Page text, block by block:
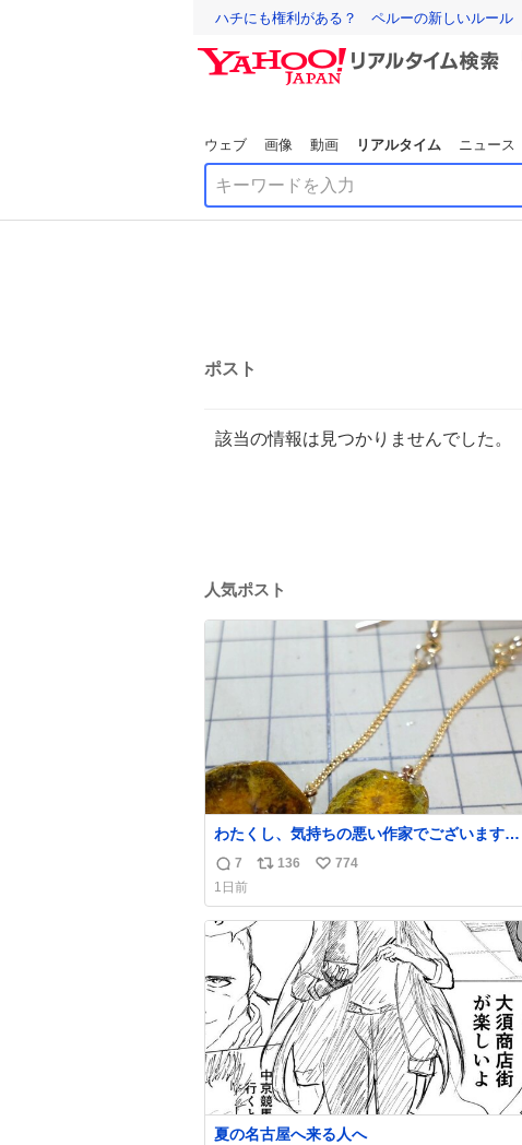
ハチにも権利がある？ ペルーの新しいルール
ウェブ 画像 動画 リアルタイム ニュース
ポスト
該当の情報は見つかりませんでした。
人気ポスト
わたくし、気持ちの悪い作家でございます。
昨日産出しました胆石をピアスにしました。
とても希少な石です。 割ってみたらなかなか
綺麗でした。 次回の外来はこれ付けて行きま
す。
返
信
数
7
リ
ス
数
136
い
ね
数
774
1日前
夏の名古屋へ来る人へ